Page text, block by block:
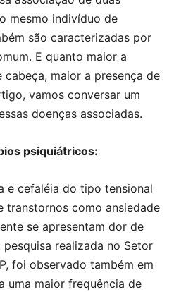
mesmo indivíduo de
são caracterizadas por
E quanto maior a
maior a presença de
vamos conversar um
doenças associadas.
psiquiátricos:
e cefaléia do tipo tensional
transtornos como ansiedade
se apresentam dor de
realizada no Setor
foi observado também em
uma maior frequência de